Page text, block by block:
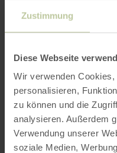
Zustimmung
Diese Webseite
Wir verwenden
personalisieren,
zu können und die
analysieren. Außerdem
Verwendung unserer
soziale Medien,